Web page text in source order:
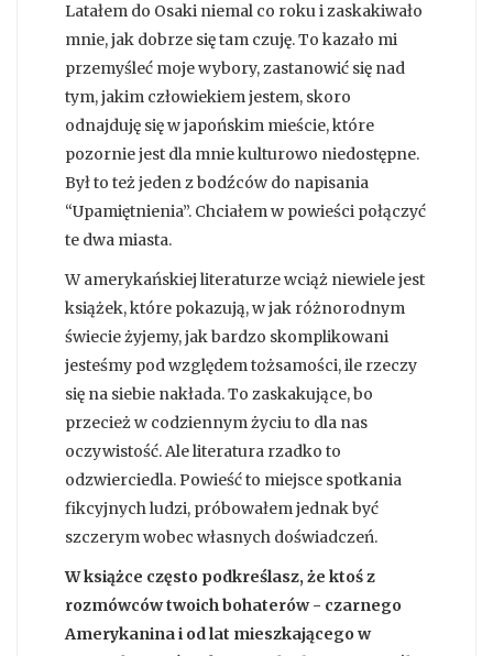
Latałem do Osaki niemal co roku i zaskakiwało
mnie, jak dobrze się tam czuję. To kazało mi
przemyśleć moje wybory, zastanowić się nad
tym, jakim człowiekiem jestem, skoro
odnajduję się w japońskim mieście, które
pozornie jest dla mnie kulturowo niedostępne.
Był to też jeden z bodźców do napisania
“Upamiętnienia”. Chciałem w powieści połączyć
te dwa miasta.
W amerykańskiej literaturze wciąż niewiele jest
książek, które pokazują, w jak różnorodnym
świecie żyjemy, jak bardzo skomplikowani
jesteśmy pod względem tożsamości, ile rzeczy
się na siebie nakłada. To zaskakujące, bo
przecież w codziennym życiu to dla nas
oczywistość. Ale literatura rzadko to
odzwierciedla. Powieść to miejsce spotkania
fikcyjnych ludzi, próbowałem jednak być
szczerym wobec własnych doświadczeń.
W książce często podkreślasz, że ktoś z
rozmówców twoich bohaterów - czarnego
Amerykanina i od lat mieszkającego w